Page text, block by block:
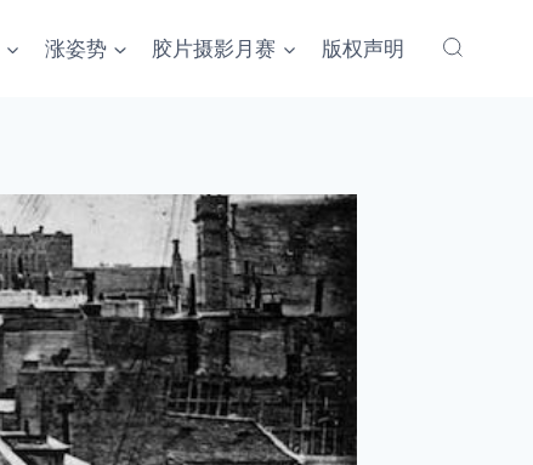
涨姿势 胶片摄影月赛 版权声明